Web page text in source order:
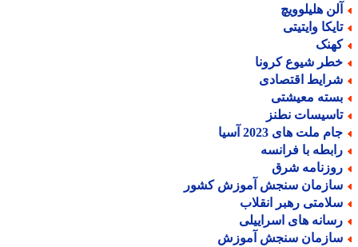
هلیلوویچ
وایتیتی
شیوع کرونا
اقتصادی
معیشتی
نطنز
ملت های 2023 آسیا
با فرانسه
شرق
سنجش آموزش کشور
رهبر انقلاب
های اسراییلی
سنجش آموزش